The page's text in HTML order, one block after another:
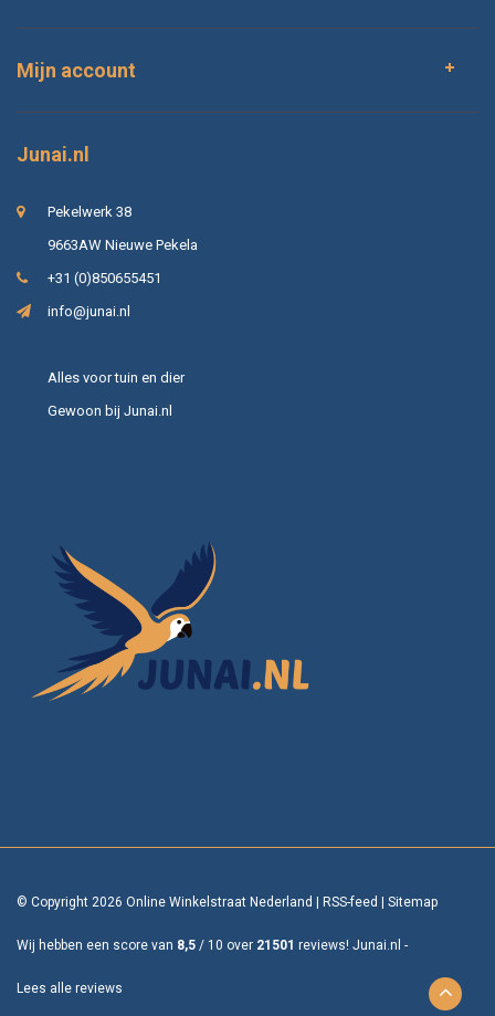
Mijn account
Junai.nl
Pekelwerk 38
9663AW Nieuwe Pekela
+31 (0)850655451
info@junai.nl
Alles voor tuin en dier
Gewoon bij Junai.nl
© Copyright 2026 Online Winkelstraat Nederland RSS-feed Sitemap
Wij hebben een score van 8,5 / 10 over 21501 reviews! Junai.nl -
Lees alle reviews